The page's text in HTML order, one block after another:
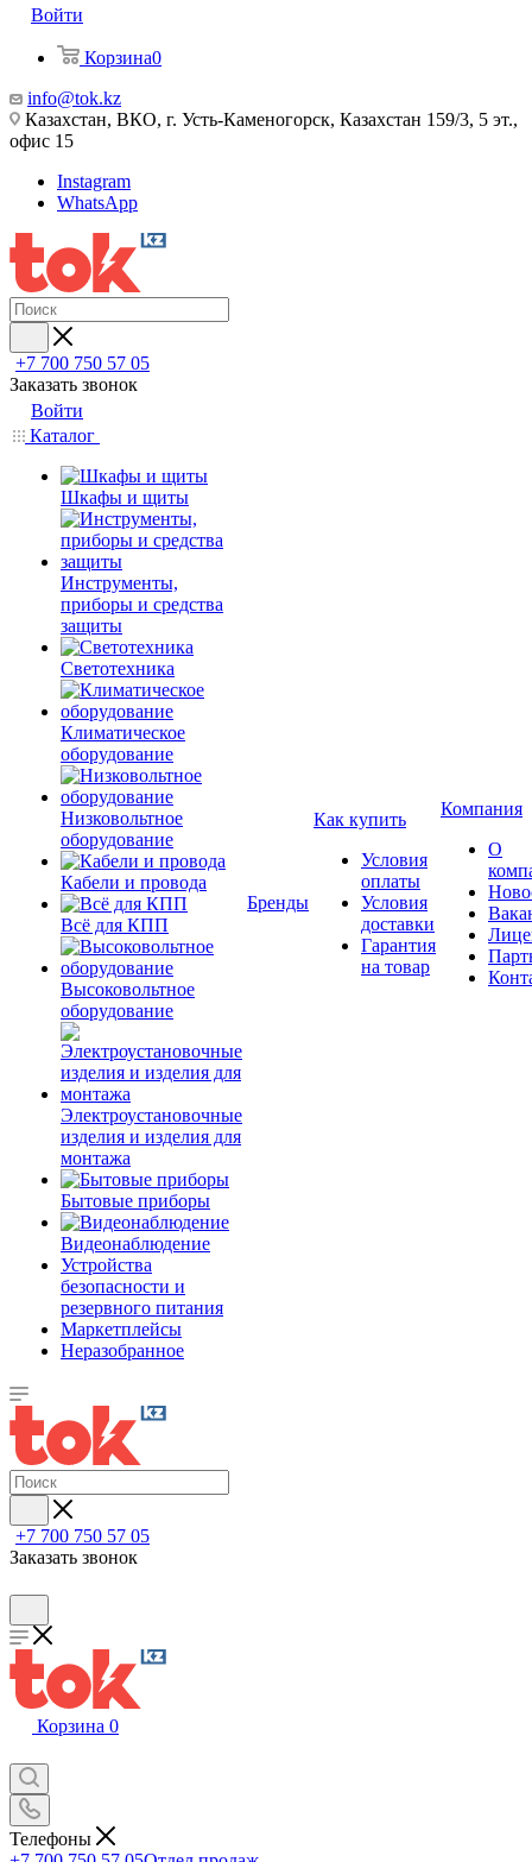
Войти
Корзина0
info@tok.kz
Казахстан, ВКО, г. Усть-Каменогорск, Казахстан 159/3, 5 эт.,
офис 15
Instagram
WhatsApp
+7 700 750 57 05
Заказать звонок
Войти
Каталог
Шкафы и щиты
Инструменты,
приборы и средства
защиты
Светотехника
Климатическое
оборудование
Низковольтное
оборудование
Кабели и провода
Всё для КПП
Высоковольтное
оборудование
Электроустановочные
изделия и изделия для
монтажа
Бытовые приборы
Видеонаблюдение
Устройства
безопасности и
резервного питания
Маркетплейсы
Неразобранное
Бренды
Как купить
Условия
оплаты
Условия
доставки
Гарантия
на товар
Компания
О
+7 700 750 57 05
Заказать звонок
Корзина 0
Телефоны